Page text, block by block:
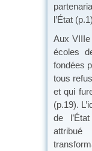
l’État
Aux
écoles
fondées
tous
et qui
(p.19).
de